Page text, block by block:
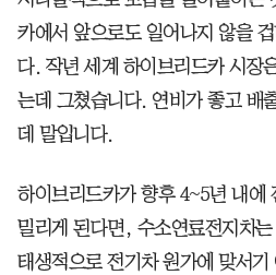
카에서 앞으로도 일어나지 않을
다. 작년 세계 하이브리드카 시장
는데 그쳤습니다. 연비가 좋고 배
데 말입니다.
하이브리드카가 향후 4~5년 내에
밀리게 된다면, 수소연료전지차
태생적으로 전기차 원가에 맞서